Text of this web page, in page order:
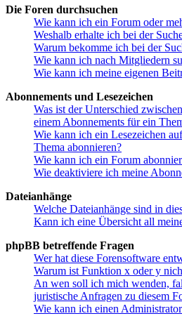
Die Foren durchsuchen
Wie kann ich ein Forum oder
Weshalb erhalte ich bei der
Warum bekomme ich bei der
Wie kann ich nach Mitgliedern
Wie kann ich meine eigenen
Abonnements und Lesezeichen
Was ist der Unterschied
einem Abonnements für ein
Wie kann ich ein Lesezeichen
Thema abonnieren?
Wie kann ich ein Forum
Wie deaktiviere ich meine
Dateianhänge
Welche Dateianhänge sind in
Kann ich eine Übersicht all
phpBB betreffende Fragen
Wer hat diese Forensoftware
Warum ist Funktion x oder y
An wen soll ich mich wenden,
juristische Anfragen zu diesem
Wie kann ich einen